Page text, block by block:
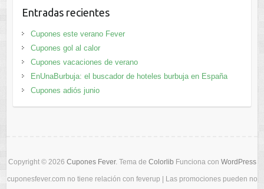
Entradas recientes
Cupones este verano Fever
Cupones gol al calor
Cupones vacaciones de verano
EnUnaBurbuja: el buscador de hoteles burbuja en España
Cupones adiós junio
Copyright © 2026 Cupones Fever. Tema de Colorlib Funciona con WordPress
cuponesfever.com no tiene relación con feverup | Las promociones pueden no